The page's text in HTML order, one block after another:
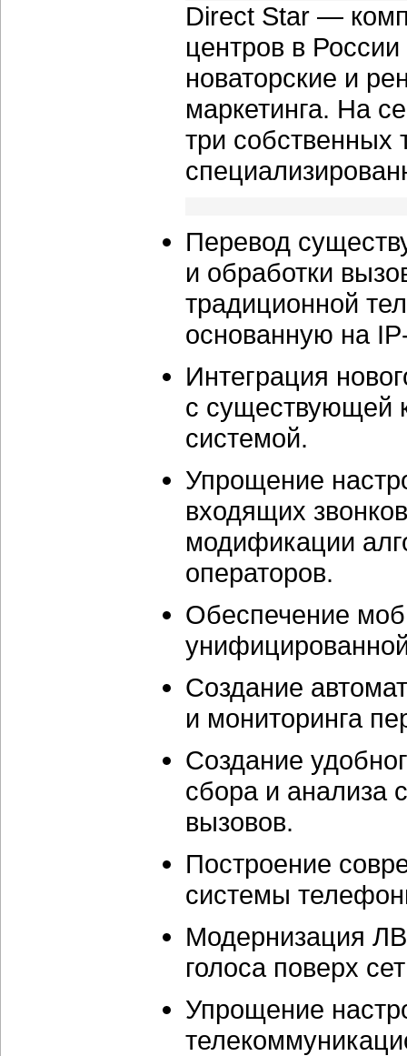
Direct Star —
центров в
новаторские и
маркетинга. На
три
Перевод
и обработки
традиционной
основанную на
Интеграция
с существующей
системой.
Упрощение
входящих
модификации
операторов.
Обеспечение
Создание
и мониторинга
Создание
сбора и анализа
вызовов.
Построение
системы
Модернизация
голоса поверх
Упрощение